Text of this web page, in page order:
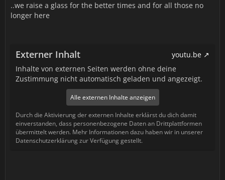
..we raise a glass for the better times and for all those no
longer here
Externer Inhalt
youtu.be
Inhalte von externen Seiten werden ohne deine
Zustimmung nicht automatisch geladen und angezeigt.
Alle externen Inhalte anzeigen
Durch die Aktivierung der externen Inhalte erklärst du dich damit
einverstanden, dass personenbezogene Daten an Drittplattformen
übermittelt werden. Mehr Informationen dazu haben wir in unserer
Datenschutzerklärung zur Verfügung gestellt.